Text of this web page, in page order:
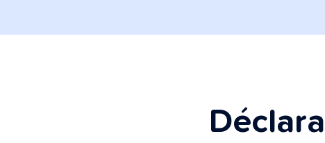
Sécurité et vie